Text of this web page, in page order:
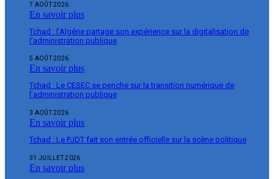
7 AOÛT 2026
En savoir plus
Tchad : l’Algérie partage son expérience sur la digitalisation de
l’administration publique
5 AOÛT 2026
En savoir plus
Tchad : Le CESEC se penche sur la transition numérique de
l’administration publique
3 AOÛT 2026
En savoir plus
Tchad : Le PJDT fait son entrée officielle sur la scène politique
31 JUILLET 2026
En savoir plus